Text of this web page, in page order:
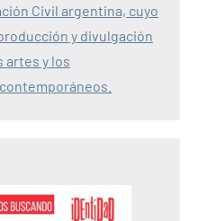
Civil argentina, cuyo
y divulgación
artes y los